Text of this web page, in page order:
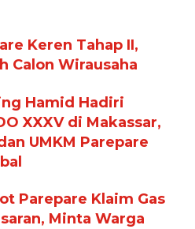
Keren Tahap II,
Calon Wirausaha
Hamid Hadiri
XXXV di Makassar,
UMKM Parepare
Parepare Klaim Gas
Minta Warga